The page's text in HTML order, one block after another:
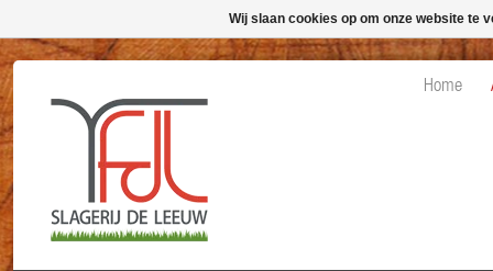
Home
Wij slaan cookies op om onze website te